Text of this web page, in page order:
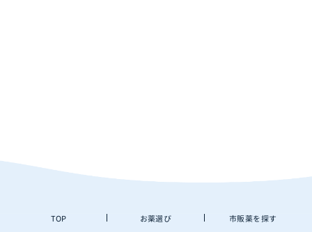
TOP お薬選び 市販薬を探す